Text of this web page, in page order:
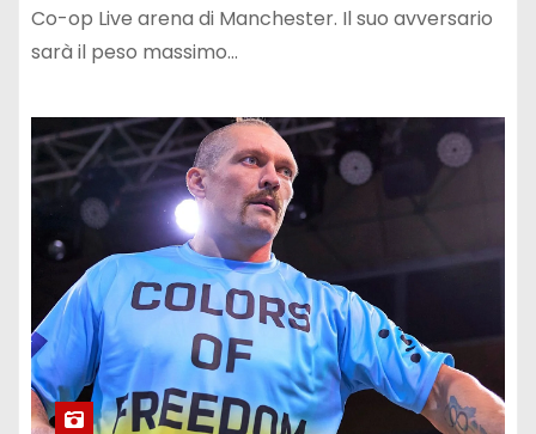
Co-op Live arena di Manchester. Il suo avversario
sarà il peso massimo…